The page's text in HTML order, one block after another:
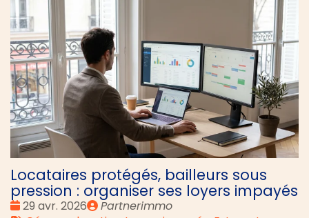
Locataires protégés, bailleurs sous
pression : organiser ses loyers impayés
Date
29 avr. 2026
Publié
Partnerimmo